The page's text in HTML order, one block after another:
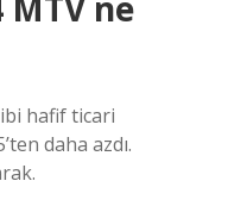
hafif ticari
daha azdı.